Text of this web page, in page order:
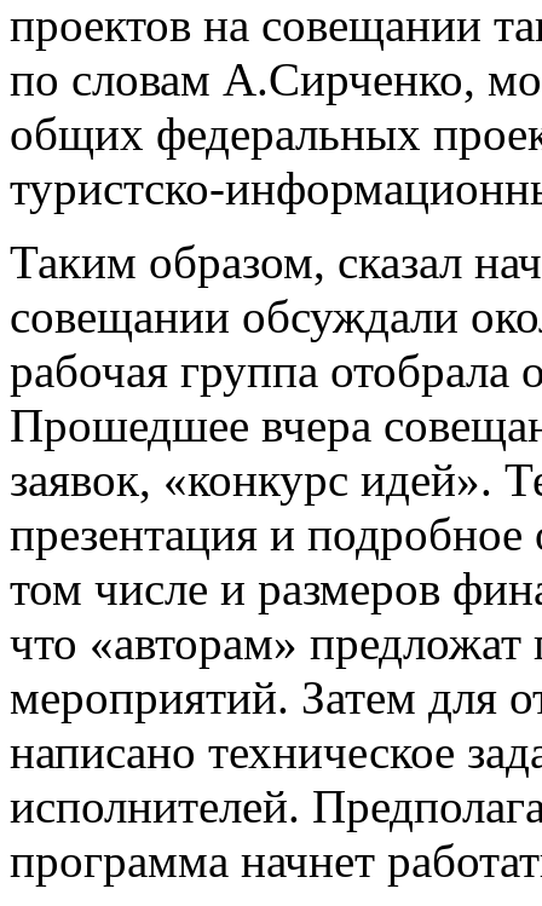
проектов на совещании
по словам А.Сирченко,
общих федеральных
туристско-
Таким образом, сказал
совещании обсуждали
рабочая группа отобрала
Прошедшее вчера
заявок, «конкурс идей».
презентация и
том числе и размеров
что «авторам»
мероприятий. Затем для
написано техническое
исполнителей.
программа начнет